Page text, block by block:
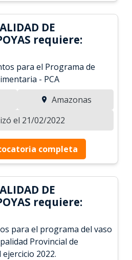
DE
requiere:
para el Programa de
- PCA
Amazonas
el 21/02/2022
completa
DE
requiere:
para el programa del vaso
Provincial de
2022.